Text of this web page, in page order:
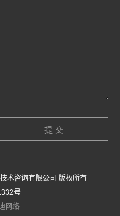
术咨询有限公司 版权所有
号
网络